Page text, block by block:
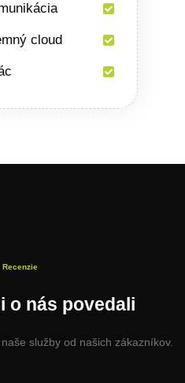
cloud
Recenzie
o nás povedali
služby od našich zákazníkov.